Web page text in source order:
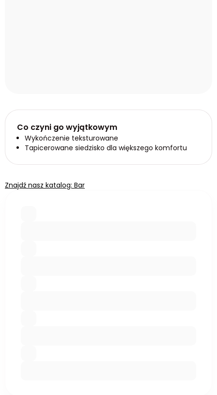
Co czyni go wyjątkowym
Wykończenie teksturowane
Tapicerowane siedzisko dla większego komfortu
Znajdź nasz katalog: Bar